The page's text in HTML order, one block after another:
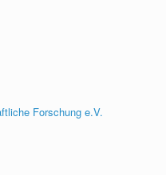
Forschung e.V.